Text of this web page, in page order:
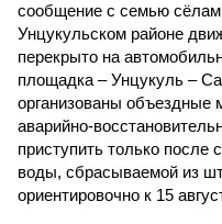
сообщение с семью
Унцукульском районе
перекрыто на
площадка – Унцукуль –
организованы объездные
аварийно-
приступить только после
воды, сбрасываемой из
ориентировочно к 15